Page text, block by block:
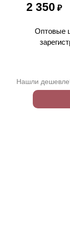
2 350 ₽
Оптовые
Нашли